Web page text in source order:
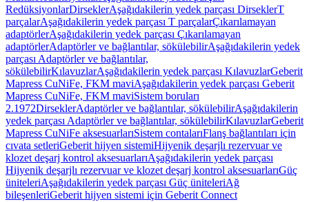
RedüksiyonlarDirseklerAşağıdakilerin yedek parçası DirseklerT
parçalarAşağıdakilerin yedek parçası T parçalarÇıkarılamayan
adaptörlerAşağıdakilerin yedek parçası Çıkarılamayan
adaptörlerAdaptörler ve bağlantılar, sökülebilirAşağıdakilerin yedek
parçası Adaptörler ve bağlantılar,
sökülebilirKılavuzlarAşağıdakilerin yedek parçası KılavuzlarGeberit
Mapress CuNiFe, FKM maviAşağıdakilerin yedek parçası Geberit
Mapress CuNiFe, FKM maviSistem boruları
2.1972DirseklerAdaptörler ve bağlantılar, sökülebilirAşağıdakilerin
yedek parçası Adaptörler ve bağlantılar, sökülebilirKılavuzlarGeberit
Mapress CuNiFe aksesuarlarıSistem contalarıFlanş bağlantıları için
cıvata setleriGeberit hijyen sistemiHijyenik deşarjlı rezervuar ve
klozet deşarj kontrol aksesuarlarıAşağıdakilerin yedek parçası
Hijyenik deşarjlı rezervuar ve klozet deşarj kontrol aksesuarlarıGüç
üniteleriAşağıdakilerin yedek parçası Güç üniteleriAğ
bileşenleriGeberit hijyen sistemi için Geberit Connect